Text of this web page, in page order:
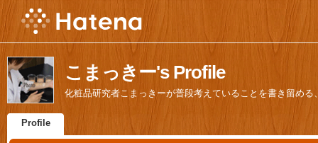
こまっきー's Profile
化粧品研究者こまっきーが普段考えていることを書き留める
Profile